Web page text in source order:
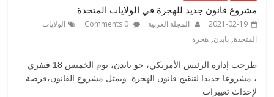
مشروع قانون جديد للهجرة في الولايات المتحدة
2021-02-19
المجلة العربية 0 Comments
الولايات
المتحدة,بايدن,هجرة
طرحت إدارة الرئيس الأمريكي، جو بايدن، يوم الخميس 18 فيفري
، مشروعا جديدا لتنقيح قانون الهجرة .ويمثل مشروع القانون،فرصة
لإحداث تغييرات